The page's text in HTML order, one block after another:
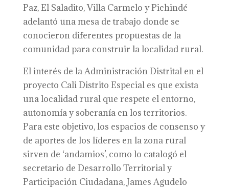
Paz, El Saladito, Villa Carmelo y Pichindé
adelantó una mesa de trabajo donde se
conocieron diferentes propuestas de la
comunidad para construir la localidad rural.
El interés de la Administración Distrital en el
proyecto Cali Distrito Especial es que exista
una localidad rural que respete el entorno,
autonomía y soberanía en los territorios.
Para este objetivo, los espacios de consenso y
de aportes de los líderes en la zona rural
sirven de ‘andamios’, como lo catalogó el
secretario de Desarrollo Territorial y
Participación Ciudadana, James Agudelo